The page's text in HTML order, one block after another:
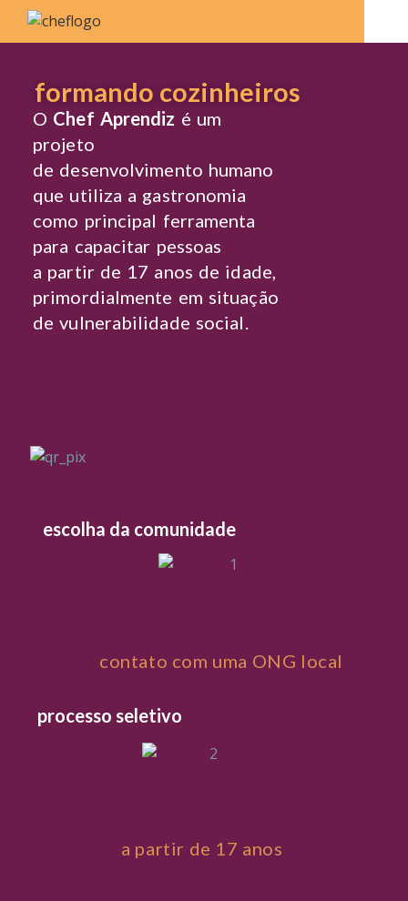
formando cozinheiros
O Chef Aprendiz é um
projeto
de desenvolvimento humano
que utiliza a gastronomia
como principal ferramenta
para capacitar pessoas
a partir de 17 anos de idade,
primordialmente em situação
de vulnerabilidade social.
escolha da comunidade
contato com uma ONG local
processo seletivo
a partir de 17 anos